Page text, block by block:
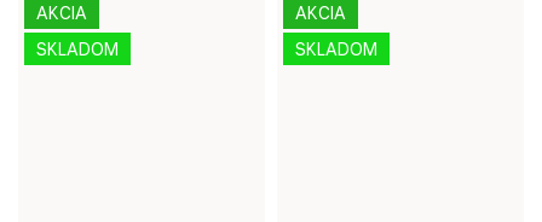
AKCIA
SKLADOM
AKCIA
SKLADOM